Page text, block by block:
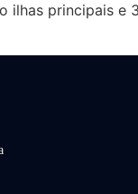
principais